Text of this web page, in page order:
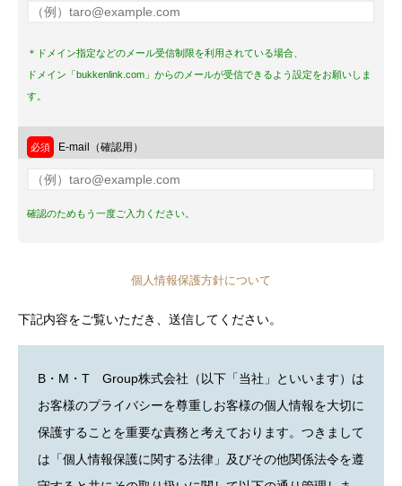
＊ドメイン指定などのメール受信制限を利用されている場合、
ドメイン「bukkenlink.com」からのメールが受信できるよう設定をお願いしま
す。
E-mail（確認用）
確認のためもう一度ご入力ください。
個人情報保護方針について
下記内容をご覧いただき、送信してください。
B・M・T Group株式会社（以下「当社」といいます）は
お客様のプライバシーを尊重しお客様の個人情報を大切に
保護することを重要な責務と考えております。つきまして
は「個人情報保護に関する法律」及びその他関係法令を遵